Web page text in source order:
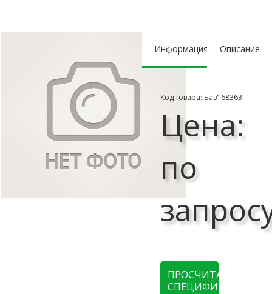
Информация Описание
Код товара: Баз168363
Цена:
по
ПРОСЧИТАТЬ
СПЕЦИФИКАЦИЮ